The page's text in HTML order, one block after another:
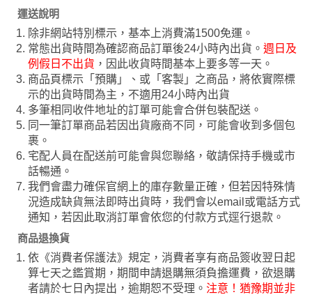
運送說明
除非網站特別標示，基本上消費滿1500免運。
常態出貨時間為確認商品訂單後24小時內出貨。 週日及
例假日不出貨 ，因此收貨時間基本上要多等一天。
商品頁標示「預購」、或「客製」之商品，將依實際標
示的出貨時間為主，不適用24小時內出貨
多筆相同收件地址的訂單可能會合併包裝配送。
同一筆訂單商品若因出貨廠商不同，可能會收到多個包
裹。
宅配人員在配送前可能會與您聯絡，敬請保持手機或市
話暢通。
我們會盡力確保官網上的庫存數量正確，但若因特殊情
況造成缺貨無法即時出貨時，我們會以email或電話方式
通知，若因此取消訂單會依您的付款方式逕行退款。
商品退換貨
依《消費者保護法》規定，消費者享有商品簽收翌日起
算七天之鑑賞期，期間申請退購無須負擔運費，欲退購
者請於七日內提出，逾期恕不受理。 注意！猶豫期並非